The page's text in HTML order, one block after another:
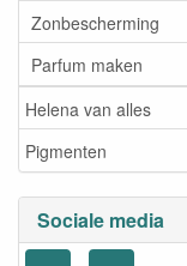
Zonbescherming
Parfum maken
Helena van alles
Pigmenten
Sociale media